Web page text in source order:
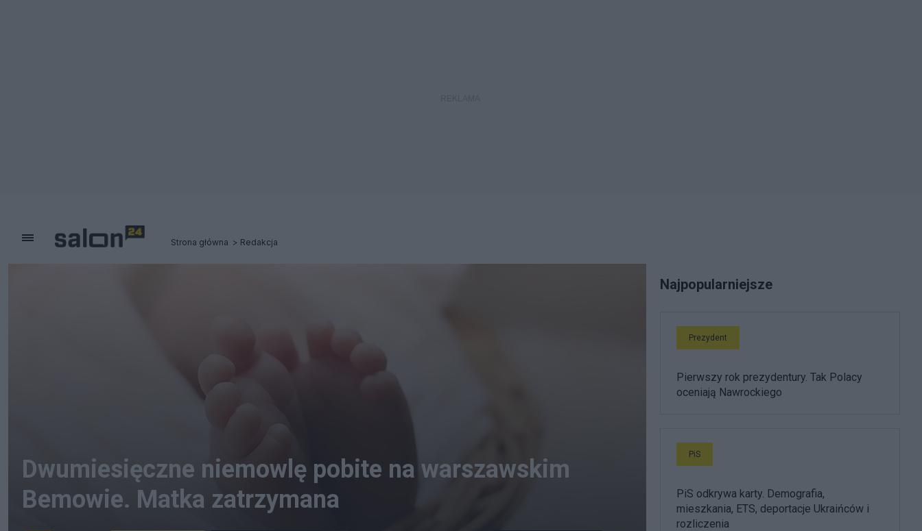
Strona główna Redakcja
Dwumiesięczne niemowlę pobite na warszawskim
Bemowie. Matka zatrzymana
Najpopularniejsze
Prezydent
Pierwszy rok prezydentury. Tak Polacy
oceniają Nawrockiego
PiS
PiS odkrywa karty. Demografia,
mieszkania, ETS, deportacje Ukraińców i
rozliczenia